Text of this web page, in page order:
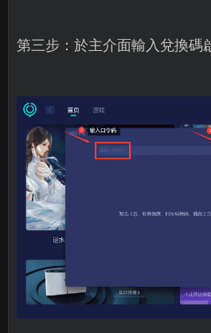
第三步：於主介面輸入兌換碼